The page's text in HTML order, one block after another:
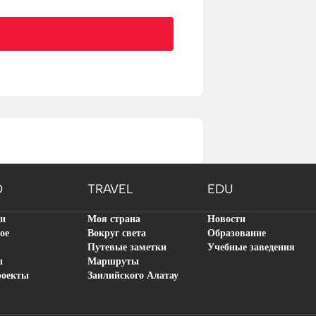
TRAVEL EDU
Моя страна
Вокруг света
Путевые заметки
Маршруты
Заилийского Алатау
Новости
Образование
Учебные заведения